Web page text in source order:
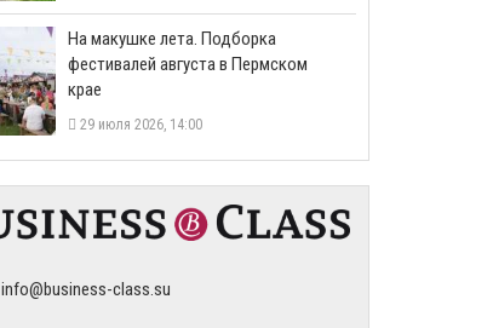
На макушке лета. Подборка
фестивалей августа в Пермском
крае
29 июля 2026, 14:00
info@business-class.su